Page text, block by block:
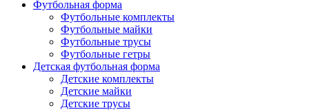
Футбольная форма
Футбольные комплекты
Футбольные майки
Футбольные трусы
Футбольные гетры
Детская футбольная форма
Детские комплекты
Детские майки
Детские трусы